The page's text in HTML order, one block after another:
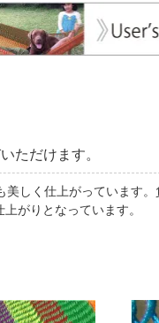
ただけます。
しく仕上がっています
がりとなっています。